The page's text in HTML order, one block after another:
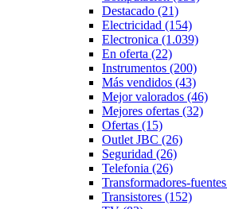
Destacado (21)
Electricidad (154)
Electronica (1.039)
En oferta (22)
Instrumentos (200)
Más vendidos (43)
Mejor valorados (46)
Mejores ofertas (32)
Ofertas (15)
Outlet JBC (26)
Seguridad (26)
Telefonia (26)
Transformadores-fuentes
Transistores (152)